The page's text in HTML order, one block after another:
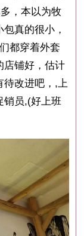
，本以为牧
真的很小，
都穿着外套
店铺好，估计
待改进吧，,上
销员,(好上班